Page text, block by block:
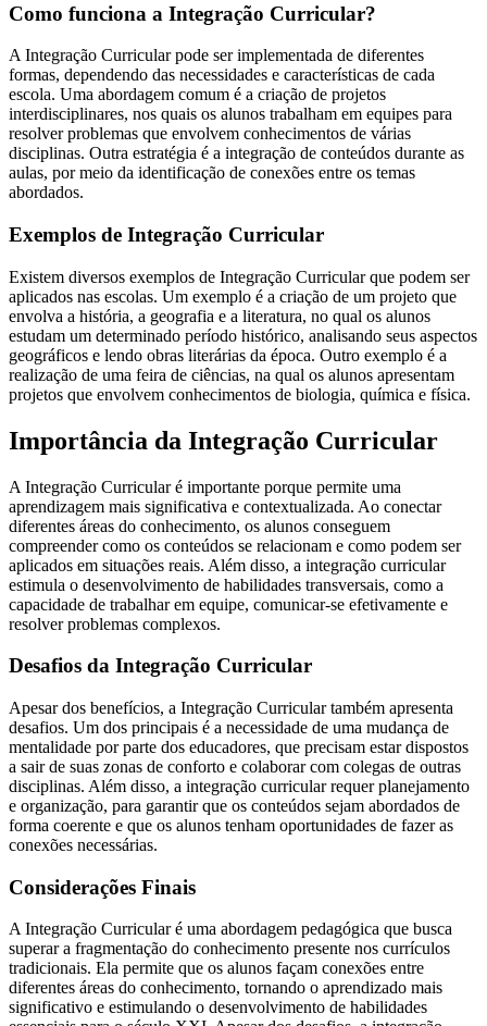
Como funciona a Integração Curricular?
A Integração Curricular pode ser implementada de diferentes
formas, dependendo das necessidades e características de cada
escola. Uma abordagem comum é a criação de projetos
interdisciplinares, nos quais os alunos trabalham em equipes para
resolver problemas que envolvem conhecimentos de várias
disciplinas. Outra estratégia é a integração de conteúdos durante as
aulas, por meio da identificação de conexões entre os temas
abordados.
Exemplos de Integração Curricular
Existem diversos exemplos de Integração Curricular que podem ser
aplicados nas escolas. Um exemplo é a criação de um projeto que
envolva a história, a geografia e a literatura, no qual os alunos
estudam um determinado período histórico, analisando seus aspectos
geográficos e lendo obras literárias da época. Outro exemplo é a
realização de uma feira de ciências, na qual os alunos apresentam
projetos que envolvem conhecimentos de biologia, química e física.
Importância da Integração Curricular
A Integração Curricular é importante porque permite uma
aprendizagem mais significativa e contextualizada. Ao conectar
diferentes áreas do conhecimento, os alunos conseguem
compreender como os conteúdos se relacionam e como podem ser
aplicados em situações reais. Além disso, a integração curricular
estimula o desenvolvimento de habilidades transversais, como a
capacidade de trabalhar em equipe, comunicar-se efetivamente e
resolver problemas complexos.
Desafios da Integração Curricular
Apesar dos benefícios, a Integração Curricular também apresenta
desafios. Um dos principais é a necessidade de uma mudança de
mentalidade por parte dos educadores, que precisam estar dispostos
a sair de suas zonas de conforto e colaborar com colegas de outras
disciplinas. Além disso, a integração curricular requer planejamento
e organização, para garantir que os conteúdos sejam abordados de
forma coerente e que os alunos tenham oportunidades de fazer as
conexões necessárias.
Considerações Finais
A Integração Curricular é uma abordagem pedagógica que busca
superar a fragmentação do conhecimento presente nos currículos
tradicionais. Ela permite que os alunos façam conexões entre
diferentes áreas do conhecimento, tornando o aprendizado mais
significativo e estimulando o desenvolvimento de habilidades